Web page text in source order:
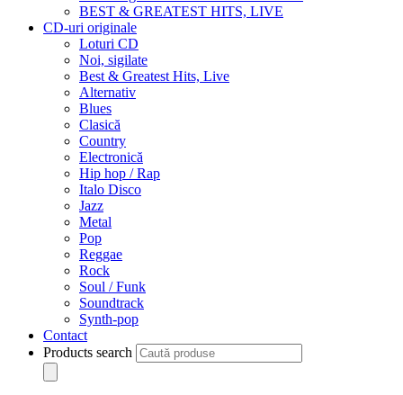
BEST & GREATEST HITS, LIVE
CD-uri originale
Loturi CD
Noi, sigilate
Best & Greatest Hits, Live
Alternativ
Blues
Clasică
Country
Electronică
Hip hop / Rap
Italo Disco
Jazz
Metal
Pop
Reggae
Rock
Soul / Funk
Soundtrack
Synth-pop
Contact
Products search